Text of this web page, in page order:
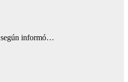
según informó…